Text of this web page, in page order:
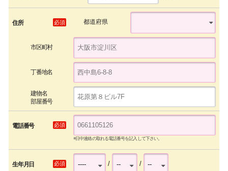
住所 必須 都道府県
市区町村
丁番地名
建物名
部屋番号
電話番号 必須
※日中連絡の取れる電話番号を記入して下さい。
生年月日 必須 / /